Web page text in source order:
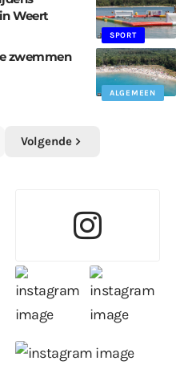
SPORT
Weert
ALGEMEEN
zwemmen
Volgende